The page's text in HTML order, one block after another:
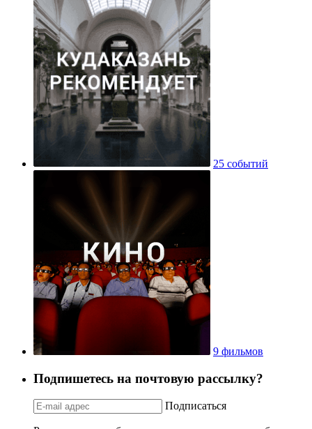
25 событий
9 фильмов
Подпишетесь на почтовую рассылку?
Подписаться